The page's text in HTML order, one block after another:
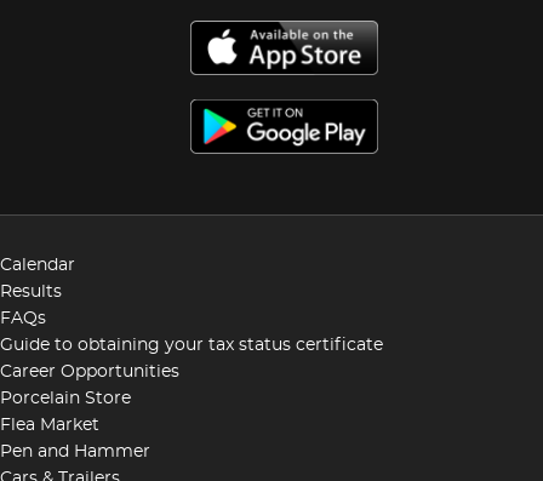
Calendar
Results
FAQs
Guide to obtaining your tax status certificate
Career Opportunities
Porcelain Store
Flea Market
Pen and Hammer